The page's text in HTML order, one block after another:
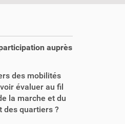
auprès
des mobilités
évaluer au fil
la marche et du
des quartiers ?